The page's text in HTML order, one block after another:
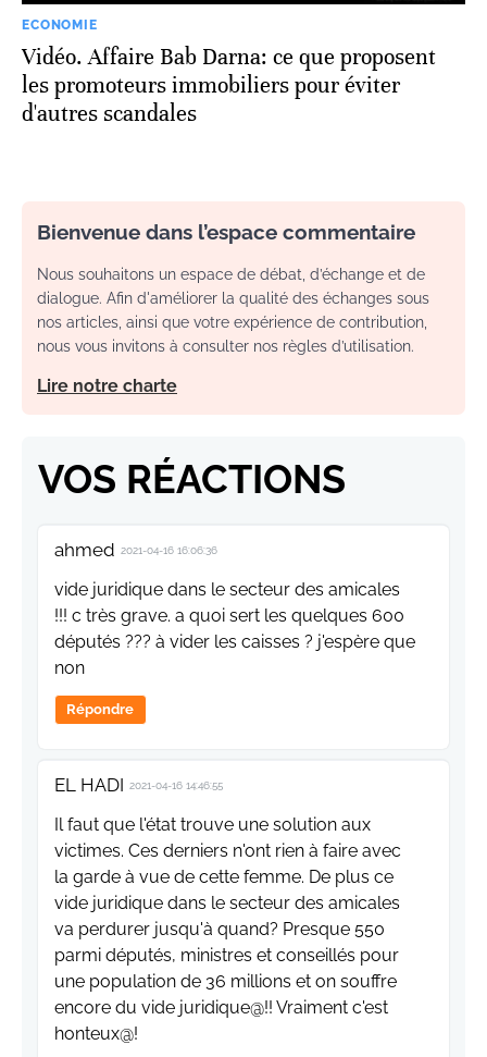
ECONOMIE
Vidéo. Affaire Bab Darna: ce que proposent
les promoteurs immobiliers pour éviter
d'autres scandales
Bienvenue dans l’espace commentaire
Nous souhaitons un espace de débat, d’échange et de
dialogue. Afin d'améliorer la qualité des échanges sous
nos articles, ainsi que votre expérience de contribution,
nous vous invitons à consulter nos règles d’utilisation.
Lire notre charte
VOS RÉACTIONS
ahmed 2021-04-16 16:06:36
vide juridique dans le secteur des amicales
!!! c très grave. a quoi sert les quelques 600
députés ??? à vider les caisses ? j'espère que
non
Répondre
EL HADI 2021-04-16 14:46:55
Il faut que l'état trouve une solution aux
victimes. Ces derniers n'ont rien à faire avec
la garde à vue de cette femme. De plus ce
vide juridique dans le secteur des amicales
va perdurer jusqu'à quand? Presque 550
parmi députés, ministres et conseillés pour
une population de 36 millions et on souffre
encore du vide juridique@!! Vraiment c'est
honteux@!